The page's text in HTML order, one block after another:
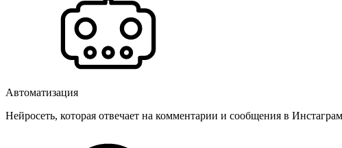
Автоматизация
Нейросеть, которая отвечает на комментарии и сообщения в